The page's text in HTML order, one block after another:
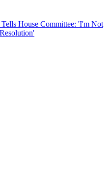
House Committee: 'I'm Not